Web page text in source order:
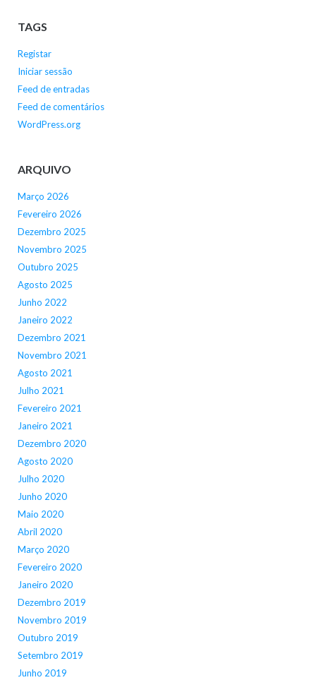
TAGS
Registar
Iniciar sessão
Feed de entradas
Feed de comentários
WordPress.org
ARQUIVO
Março 2026
Fevereiro 2026
Dezembro 2025
Novembro 2025
Outubro 2025
Agosto 2025
Junho 2022
Janeiro 2022
Dezembro 2021
Novembro 2021
Agosto 2021
Julho 2021
Fevereiro 2021
Janeiro 2021
Dezembro 2020
Agosto 2020
Julho 2020
Junho 2020
Maio 2020
Abril 2020
Março 2020
Fevereiro 2020
Janeiro 2020
Dezembro 2019
Novembro 2019
Outubro 2019
Setembro 2019
Junho 2019